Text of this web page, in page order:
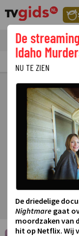
tvgids
De
Idaho
NU TE ZIEN
De driedelige
Nightmare gaat
moordzaken van
hit op Netflix. Wij